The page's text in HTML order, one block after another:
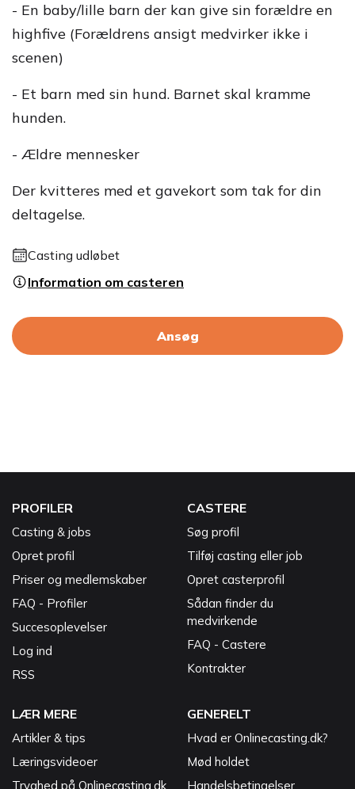
- En baby/lille barn der kan give sin forældre en
highfive (Forældrens ansigt medvirker ikke i
scenen)
- Et barn med sin hund. Barnet skal kramme
hunden.
- Ældre mennesker
Der kvitteres med et gavekort som tak for din
deltagelse.
Casting udløbet
Information om casteren
Ansøg
PROFILER
Casting & jobs
Opret profil
Priser og medlemskaber
FAQ - Profiler
Succesoplevelser
Log ind
RSS
CASTERE
Søg profil
Tilføj casting eller job
Opret casterprofil
Sådan finder du
medvirkende
FAQ - Castere
Kontrakter
LÆR MERE
Artikler & tips
Læringsvideoer
Tryghed på Onlinecasting.dk
GENERELT
Hvad er Onlinecasting.dk?
Mød holdet
Handelsbetingelser